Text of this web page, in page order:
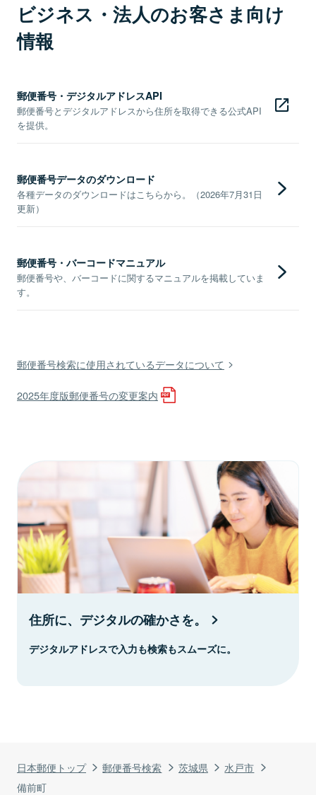
日本郵便トップ 郵便番号検索 茨城県
水戸市
備前町
ビジネス・法人のお客さま向け
情報
郵便番号・デジタルアドレスAPI
郵便番号とデジタルアドレスから住所を取得できる公式API
を提供。
郵便番号データのダウンロード
各種データのダウンロードはこちらから。（2026年7月31日
更新）
郵便番号・バーコードマニュアル
郵便番号や、バーコードに関するマニュアルを掲載していま
す。
郵便番号検索に使用されているデータについて
2025年度版郵便番号の変更案内
住所に、デジタルの確かさを。
デジタルアドレスで入力も検索もスムーズに。